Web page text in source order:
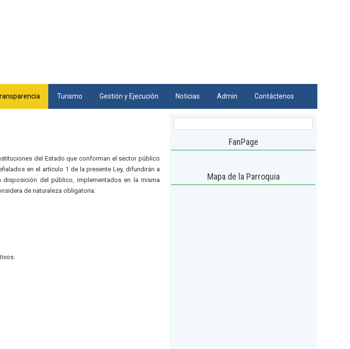
Turismo Gestión y Ejecución Noticias Admin Contáctenos
del Estado que conforman el sector público
en el artículo 1 de la presente Ley, difundirán a
del público, implementados en la misma
de naturaleza obligatoria:
FanPage
Mapa de la Parroquia